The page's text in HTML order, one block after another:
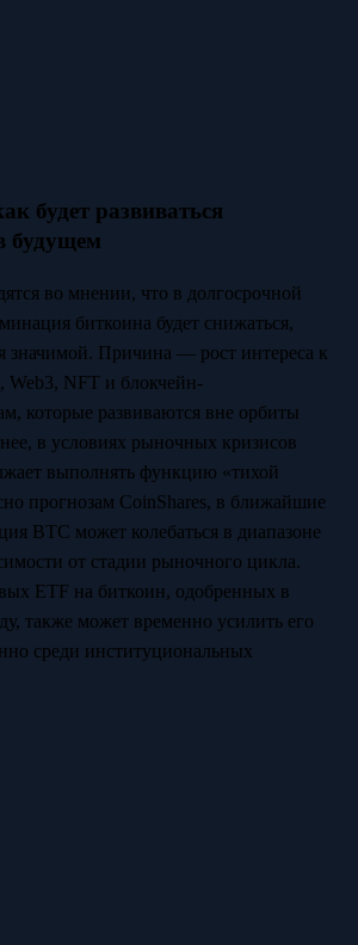
будет развиваться
будущем
во мнении, что в долгосрочной
биткоина будет снижаться,
значимой. Причина — рост интереса к
Web3, NFT и блокчейн-
которые развиваются вне орбиты
в условиях рыночных кризисов
выполнять функцию «тихой
прогнозам CoinShares, в ближайшие
BTC может колебаться в диапазоне
от стадии рыночного цикла.
ETF на биткоин, одобренных в
также может временно усилить его
среди институциональных